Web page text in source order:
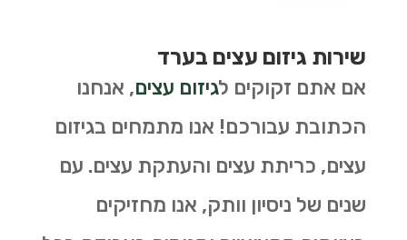
שירות גיזום עצים בערד
אם אתם זקוקים לגיזום עצים, אנחנו
הכתובת עבורכם! אנו מתמחים בגיזום
עצים, כריתת עצים והעתקת עצים. עם
שנים של ניסיון וותק, אנו מחזיקים